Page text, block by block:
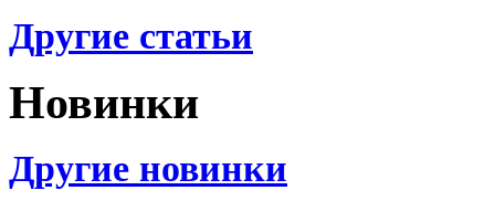
Другие статьи
Новинки
Другие новинки